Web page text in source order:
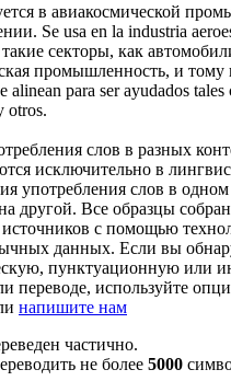
в авиакосмической
Se usa en la industria
секторы, как
промышленность, и тому
alinean para ser ayudados tales
otros.
слов в разных
исключительно в
употребления слов в
другой. Все образцы
с помощью
данных. Если вы
пунктуационную или
переводе, используйте
напишите нам
частично.
не более 5000